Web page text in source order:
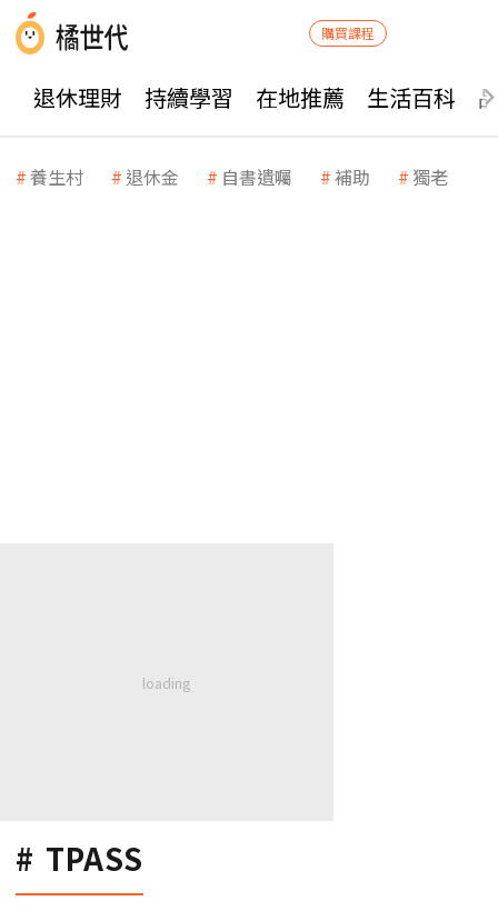
購買課程
退休理財 持續學習 在地推薦 生活百科
養生村 退休金 自書遺囑 補助 獨老
TPASS